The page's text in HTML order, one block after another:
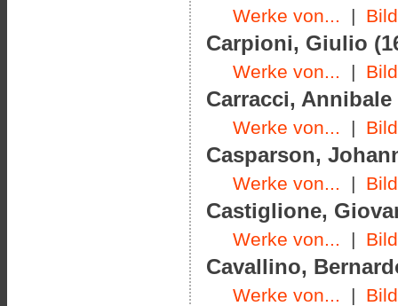
Werke von... |
Carpioni, Giulio
Werke von... |
Carracci, Annibale
Werke von... |
Casparson,
Werke von... |
Castiglione,
Werke von... |
Cavallino,
Werke von... |